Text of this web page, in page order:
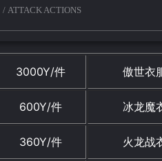
/ ATTACK ACTIONS
3000Y/件 傲世衣
600Y/件 冰龙魔
360Y/件 火龙战